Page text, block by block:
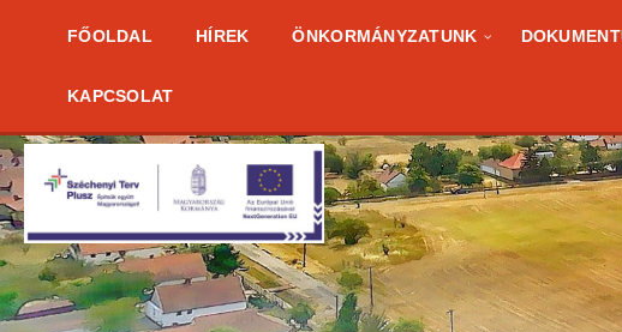
FŐOLDAL HÍREK ÖNKORMÁNYZATUNK
KAPCSOLAT